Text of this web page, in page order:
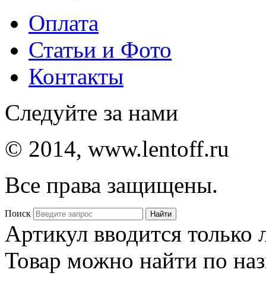
Оплата
Статьи и Фото
Контакты
Следуйте за нами
© 2014, www.lentoff.ru
Все права защищены.
Поиск
Артикул вводится
Товар можно найти по